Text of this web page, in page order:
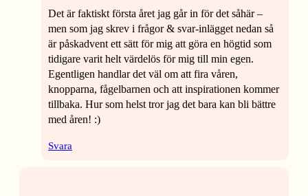
Det är faktiskt första året jag går in för det såhär –
men som jag skrev i frågor & svar-inlägget nedan så
är påskadvent ett sätt för mig att göra en högtid som
tidigare varit helt värdelös för mig till min egen.
Egentligen handlar det väl om att fira våren,
knopparna, fågelbarnen och att inspirationen kommer
tillbaka. Hur som helst tror jag det bara kan bli bättre
med åren! :)
Svara